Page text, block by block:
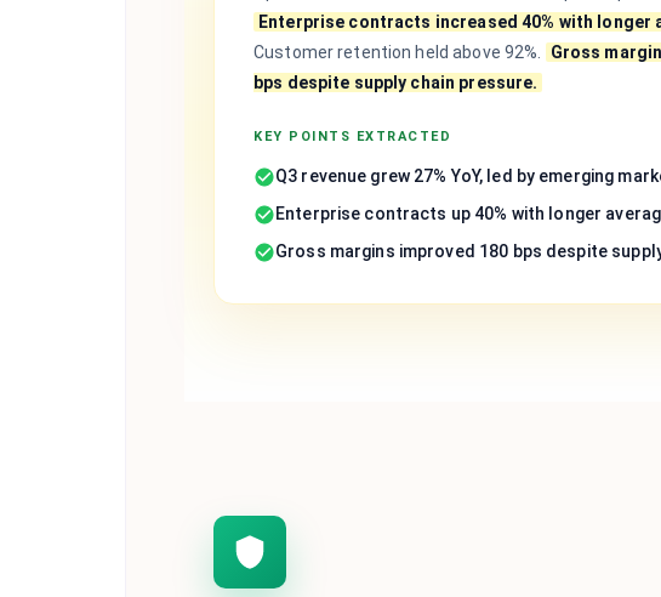
Enterprise contracts increased 40% with longer
Customer retention held above 92%.
Gross
bps despite supply chain pressure.
KEY POINTS EXTRACTED
Q3 revenue grew 27% YoY, led by emerging
Enterprise contracts up 40% with longer
Gross margins improved 180 bps despite